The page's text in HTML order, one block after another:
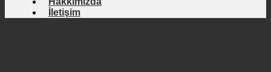
İletişim